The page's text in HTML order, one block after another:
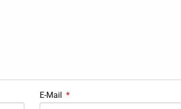
E-Mail *